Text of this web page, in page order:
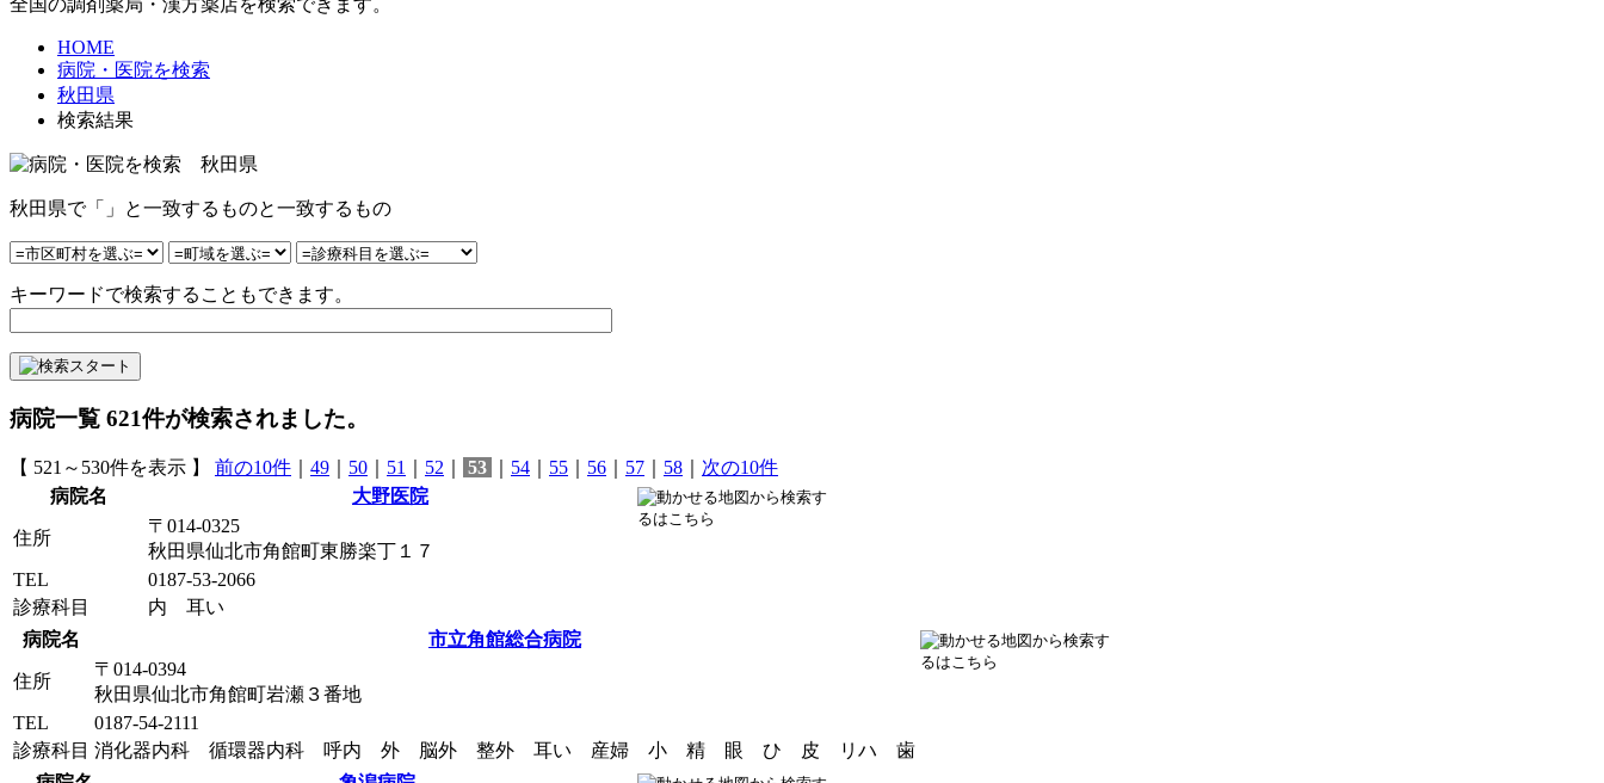
HOME
病院・医院を検索
秋田県
検索結果
秋田県で「」と一致するものと一致するもの
キーワードで検索することもできます。
病院一覧 621件が検索されました。
【 521～530件を表示 】 前の10件 49 50 51 52 53 54 55 56 57 58
次の10件
病院名
大野医院
住所
〒014-0325
秋田県仙北市角館町東勝楽丁１７
TEL
0187-53-2066
診療科目
内 耳い
病院名
市立角館総合病院
住所
〒014-0394
秋田県仙北市角館町岩瀬３番地
TEL
0187-54-2111
診療科目 消化器内科 循環器内科 呼内 外 脳外 整外 耳い 産婦 小 精 眼 ひ 皮 リハ 歯